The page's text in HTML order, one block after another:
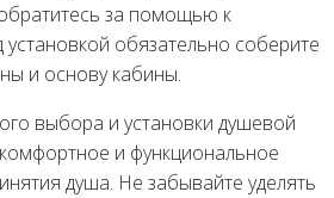
за помощью к
обязательно соберите
и основу кабины.
выбора и установки душевой
и функциональное
душа. Не забывайте уделять